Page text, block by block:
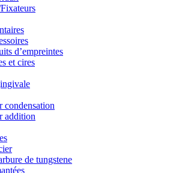
d’empreintes
et cires
condensation
addition
de tungstene